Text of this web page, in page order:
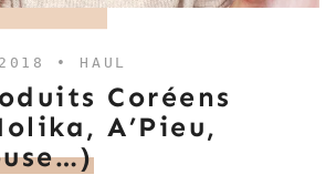
• HAUL
Coréens
A’Pieu,